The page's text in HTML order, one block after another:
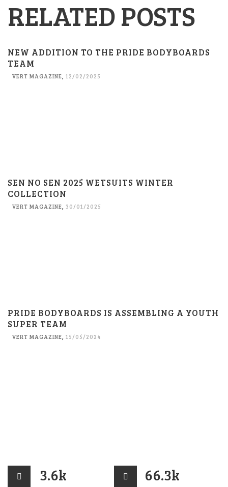
RELATED POSTS
NEW ADDITION TO THE PRIDE BODYBOARDS
TEAM
VERT MAGAZINE 12/02/2025
SEN NO SEN 2025 WETSUITS WINTER
COLLECTION
VERT MAGAZINE, 30/01/2025
PRIDE BODYBOARDS IS ASSEMBLING A YOUTH
SUPER TEAM
VERT MAGAZINE, 15/05/2024
3.6k 66.3k